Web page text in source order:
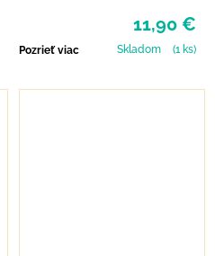
11,90 €
Pozrieť viac Skladom (1 ks)